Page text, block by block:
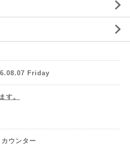
Friday
す。
カウンター